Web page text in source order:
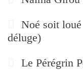
Noé soit
déluge)
Le Pérégrin